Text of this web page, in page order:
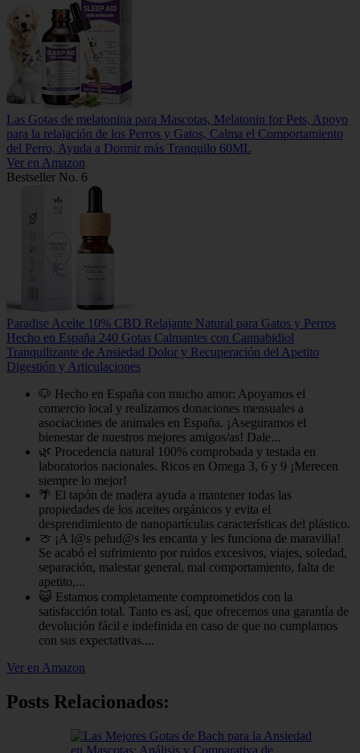
Las Gotas de melatonina para Mascotas, Melatonin for Pets, Apoyo
para la relajación de los Perros y Gatos, Calma el Comportamiento
del Perro, Ayuda a Dormir más Tranquilo 60ML
Ver en Amazon
Bestseller No. 6
Paradise Aceite 10% CBD Relajante Natural para Gatos y Perros
Hecho en España 240 Gotas Calmantes con Cannabidiol
Tranquilizante de Ansiedad Dolor y Recuperación del Apetito
Digestión y Articulaciones
🐶 Hecho en España con mucho amor: Apoyamos el
comercio local y realizamos donaciones mensuales a
asociaciones de animales en España. ¡Aseguramos el
bienestar de nuestros mejores amigos/as! Dale...
🌿 Procedencia natural 100% comprobada y testada en
laboratorios nacionales. Ricos en Omega 3, 6 y 9 ¡Merecen
siempre lo mejor!
🌴 El tapón de madera ayuda a mantener todas las
propiedades de los aceites orgánicos y evita el
desprendimiento de nanopartículas características del plástico.
🍈 ¡A l@s pelud@s les encanta y les funciona de maravilla!
Se acabó el sufrimiento por ruidos excesivos, viajes, soledad,
separación, malestar general, mal comportamiento, falta de
apetito,...
😺 Estamos completamente comprometidos con la
satisfacción total. Tanto es así, que ofrecemos una garantía de
devolución fácil e indefinida en caso de que no cumplamos
con sus expectativas....
Ver en Amazon
Posts Relacionados: